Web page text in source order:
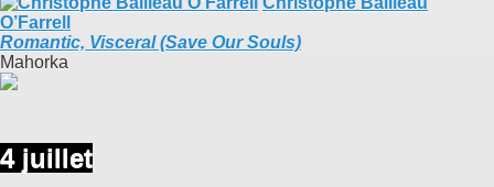
O’Farrell
Romantic, Visceral (Save Our Souls)
Mahorka
4 juillet